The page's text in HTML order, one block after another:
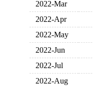
2022-Mar
2022-Apr
2022-May
2022-Jun
2022-Jul
2022-Aug